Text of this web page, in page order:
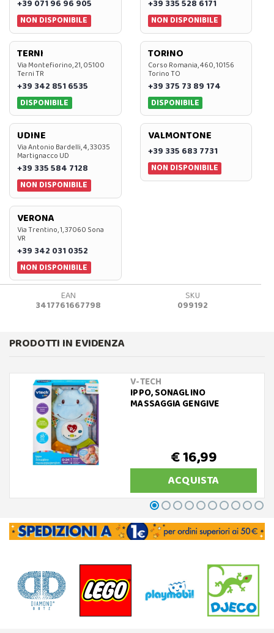
+39 071 96 96 905
NON DISPONIBILE
+39 335 528 6171
NON DISPONIBILE
TERNI
Via Montefiorino, 21, 05100
Terni TR
+39 342 851 6535
DISPONIBILE
TORINO
Corso Romania, 460, 10156
Torino TO
+39 375 73 89 174
DISPONIBILE
UDINE
Via Antonio Bardelli, 4, 33035
Martignacco UD
+39 335 584 7128
NON DISPONIBILE
VALMONTONE
+39 335 683 7731
NON DISPONIBILE
VERONA
Via Trentino, 1, 37060 Sona
VR
+39 342 031 0352
NON DISPONIBILE
EAN
3417761667798
SKU
099192
PRODOTTI IN EVIDENZA
V-TECH
IPPO, SONAGLINO
MASSAGGIA GENGIVE
€ 16,99
ACQUISTA